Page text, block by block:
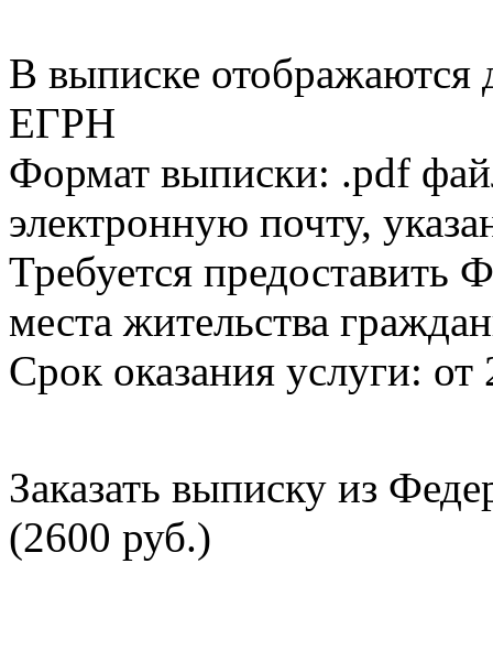
В выписке
ЕГРН
Формат выписки: .pdf
электронную почту,
Требуется
места жительства
Срок оказания услуги: от
Заказать выписку из
(2600 руб.)